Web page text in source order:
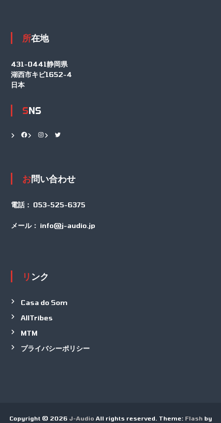
所在地
431-0441静岡県
湖西市キビ1652-4
日本
SNS
Facebook Instagram Twitter
お問い合わせ
電話： 053-525-6375
メール： info@j-audio.jp
リンク
Casa do Som
AllTribes
MTM
プライバシーポリシー
Copyright © 2026 J-Audio All rights reserved. Theme: Flash by